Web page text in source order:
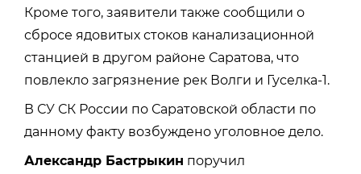
Кроме того, заявители также сообщили о
сбросе ядовитых стоков канализационной
станцией в другом районе Саратова, что
повлекло загрязнение рек Волги и Гуселка-1.
В СУ СК России по Саратовской области по
данному факту возбуждено уголовное дело.
Александр Бастрыкин поручил